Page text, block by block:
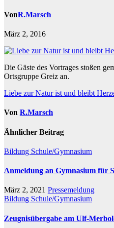
VonR.Marsch
März 2, 2016
Die Gäste des Vortrages stoßen
Ortsgruppe Greiz an.
Beitragsnavigation
Liebe zur Natur ist und bleibt
Von R.Marsch
Ähnlicher Beitrag
Bildung Schule/Gymnasium
Anmeldung an Gymnasium für
März 2, 2021 Pressemeldung
Bildung Schule/Gymnasium
Zeugnisübergabe am Ulf-